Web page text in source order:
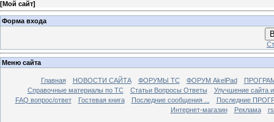
[Мой сайт]
Форма входа
Меню сайта
Главная НОВОСТИ САЙТА ФОРУМЫ TC ФОРУМ AkelPad
Справочные материалы по TС
Статьи Вопросы Ответы
Улучшение сайта
FAQ вопрос/ответ
Гостевая книга Последние сообщения ...
Последние
Интернет-магазин
Реклама